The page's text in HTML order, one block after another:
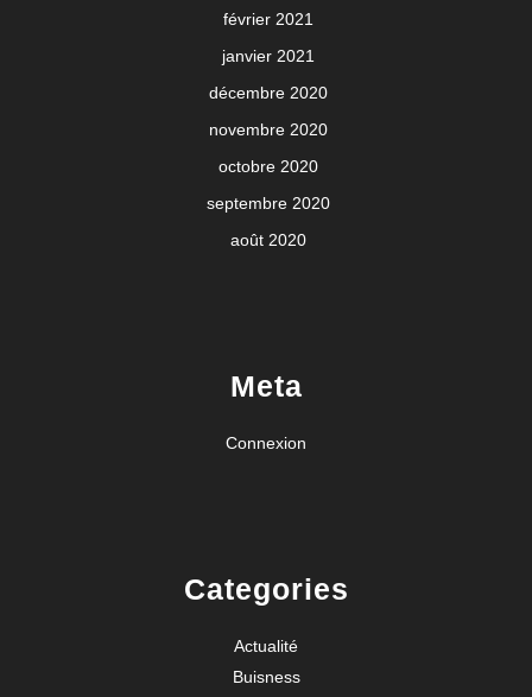
février 2021
janvier 2021
décembre 2020
novembre 2020
octobre 2020
septembre 2020
août 2020
Meta
Connexion
Categories
Actualité
Buisness